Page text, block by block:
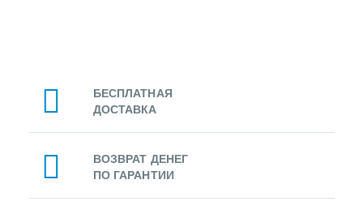
БЕСПЛАТНАЯ
ДОСТАВКА
ВОЗВРАТ ДЕНЕГ
ПО ГАРАНТИИ